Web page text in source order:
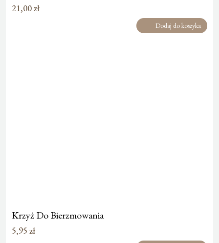
21,00zł
Dodaj do koszyka
Krzyż Do Bierzmowania
5,95 zł